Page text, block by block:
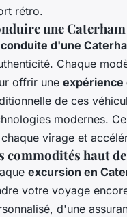
rétro.
une
conduite d'une
Chaque
offrir une expérience
de ces
modernes.
virage et
commodités haut
excursion en
votre voyage
d'une